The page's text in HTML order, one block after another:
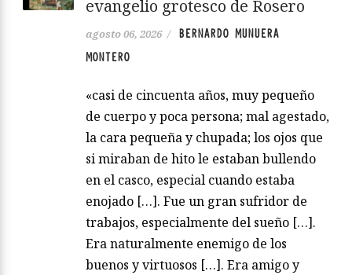
evangelio grotesco de Rosero
agosto 06, 2026 /
BERNARDO MUNUERA
MONTERO
«casi de cincuenta años, muy pequeño
de cuerpo y poca persona; mal agestado,
la cara pequeña y chupada; los ojos que
si miraban de hito le estaban bullendo
en el casco, especial cuando estaba
enojado […]. Fue un gran sufridor de
trabajos, especialmente del sueño […].
Era naturalmente enemigo de los
buenos y virtuosos […]. Era amigo y